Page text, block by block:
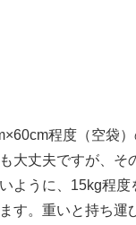
程度（空袋
大丈夫ですが、
ように、15kg程度
す。重いと持ち運